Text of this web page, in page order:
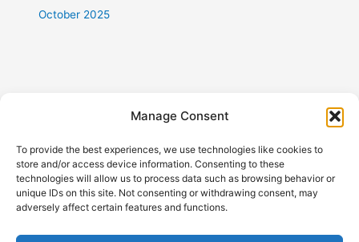
Manage Consent
To provide the best experiences, we use technologies like cookies to
store and/or access device information. Consenting to these
technologies will allow us to process data such as browsing behavior or
unique IDs on this site. Not consenting or withdrawing consent, may
adversely affect certain features and functions.
October 2025
Categories
搬傢俬
搬寫字樓公司
搬屋
搬屋公司